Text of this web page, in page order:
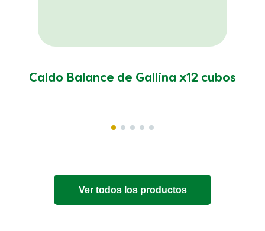
Caldo Balance de Gallina x12 cubos
Ver todos los productos